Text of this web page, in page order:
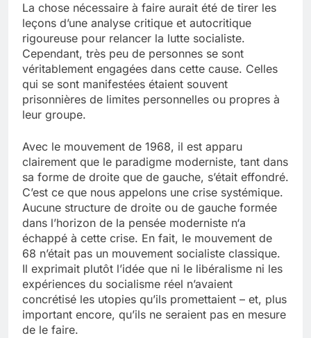
La chose nécessaire à faire aurait été de tirer les
leçons d’une analyse critique et autocritique
rigoureuse pour relancer la lutte socialiste.
Cependant, très peu de personnes se sont
véritablement engagées dans cette cause. Celles
qui se sont manifestées étaient souvent
prisonnières de limites personnelles ou propres à
leur groupe.
Avec le mouvement de 1968, il est apparu
clairement que le paradigme moderniste, tant dans
sa forme de droite que de gauche, s’était effondré.
C’est ce que nous appelons une crise systémique.
Aucune structure de droite ou de gauche formée
dans l’horizon de la pensée moderniste n‘a
échappé à cette crise. En fait, le mouvement de
68 n’était pas un mouvement socialiste classique.
Il exprimait plutôt l’idée que ni le libéralisme ni les
expériences du socialisme réel n’avaient
concrétisé les utopies qu’ils promettaient – et, plus
important encore, qu’ils ne seraient pas en mesure
de le faire.